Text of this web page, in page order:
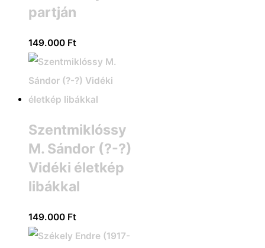
partján
149.000 Ft
Szentmiklóssy
M. Sándor (?-?)
Vidéki életkép
libákkal
149.000 Ft